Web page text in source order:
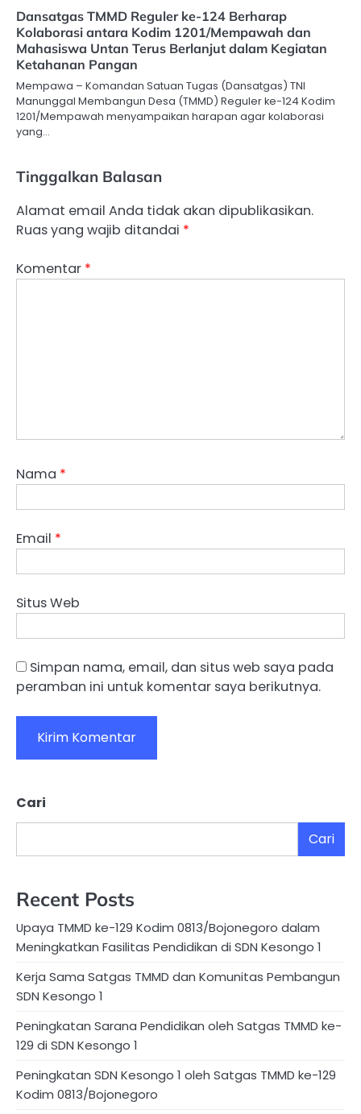
Dansatgas TMMD Reguler ke-124 Berharap
Kolaborasi antara Kodim 1201/Mempawah dan
Mahasiswa Untan Terus Berlanjut dalam Kegiatan
Ketahanan Pangan
Mempawa – Komandan Satuan Tugas (Dansatgas) TNI
Manunggal Membangun Desa (TMMD) Reguler ke-124 Kodim
1201/Mempawah menyampaikan harapan agar kolaborasi
yang…
Tinggalkan Balasan
Alamat email Anda tidak akan dipublikasikan.
Ruas yang wajib ditandai *
Komentar *
Nama *
Email *
Situs Web
Simpan nama, email, dan situs web saya pada
peramban ini untuk komentar saya berikutnya.
Cari
Cari
Recent Posts
Upaya TMMD ke-129 Kodim 0813/Bojonegoro dalam
Meningkatkan Fasilitas Pendidikan di SDN Kesongo 1
Kerja Sama Satgas TMMD dan Komunitas Pembangun
SDN Kesongo 1
Peningkatan Sarana Pendidikan oleh Satgas TMMD ke-
129 di SDN Kesongo 1
Peningkatan SDN Kesongo 1 oleh Satgas TMMD ke-129
Kodim 0813/Bojonegoro